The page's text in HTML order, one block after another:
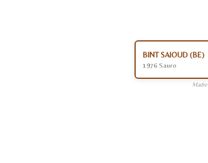
BINT SAIOUD (BE)
1976 Sauro
Madre